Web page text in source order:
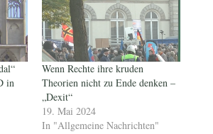
in
Wenn Rechte ihre kruden
Theorien nicht zu Ende denken –
„Dexit“
19. Mai 2024
In "Allgemeine Nachrichten"